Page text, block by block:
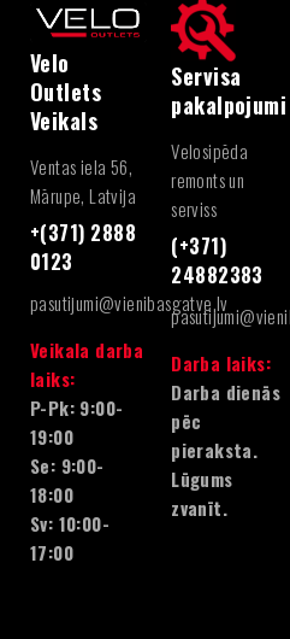
Velo
Outlets
Veikals
Ventas iela 56,
Mārupe, Latvija
+(371) 2888
0123
pasutijumi@vienibasgatve.lv
Veikala darba
laiks:
P-Pk: 9:00-
19:00
Se: 9:00-
18:00
Sv: 10:00-
17:00
Servisa
pakalpojumi
Velosipēda
remonts un
serviss
(+371)
24882383
Darba laiks:
Darba dienās
pēc
pieraksta.
Lūgums
zvanīt.